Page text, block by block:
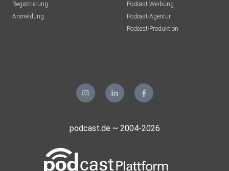
Registrierung
Anmeldung
Podcast-Werbung
Podcast-Agentur
Podcast-Produktion
podcast.de ~ 2004-2026